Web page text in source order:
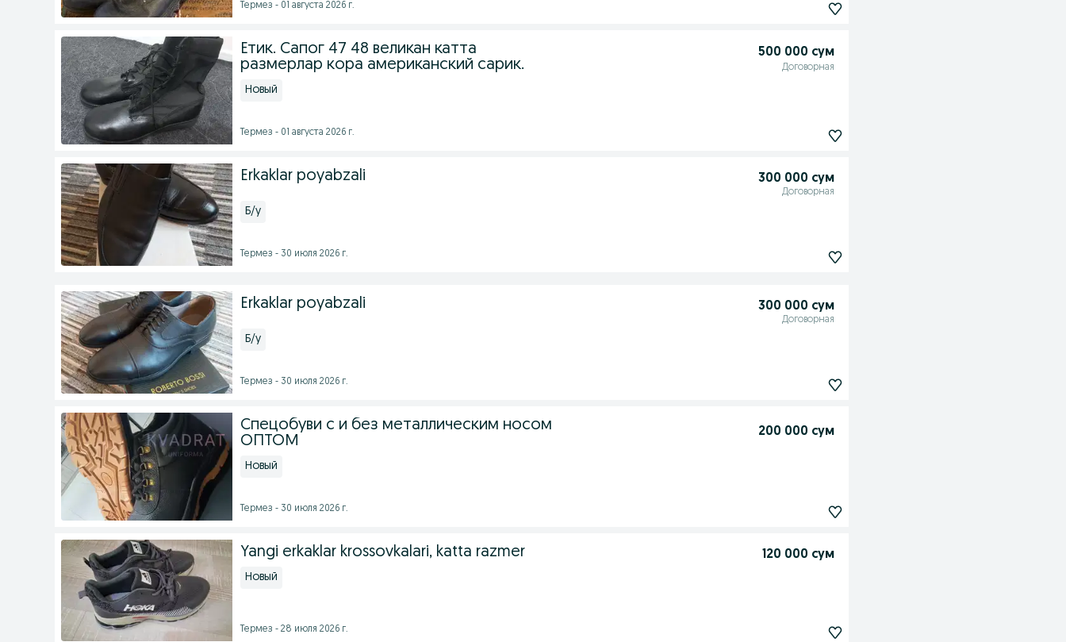
Термез - 01 августа 2026 г.
Етик. Сапог 47 48 великан катта
размерлар кора американский сарик.
500 000 сум
Договорная
Новый
Термез - 01 августа 2026 г.
Erkaklar poyabzali 300 000 сум
Договорная
Б/у
Термез - 30 июля 2026 г.
Erkaklar poyabzali 300 000 сум
Договорная
Б/у
Термез - 30 июля 2026 г.
Спецобуви с и без металлическим носом
ОПТОМ
200 000 сум
Новый
Термез - 30 июля 2026 г.
Yangi erkaklar krossovkalari, katta razmer 120 000 сум
Новый
Термез - 28 июля 2026 г.